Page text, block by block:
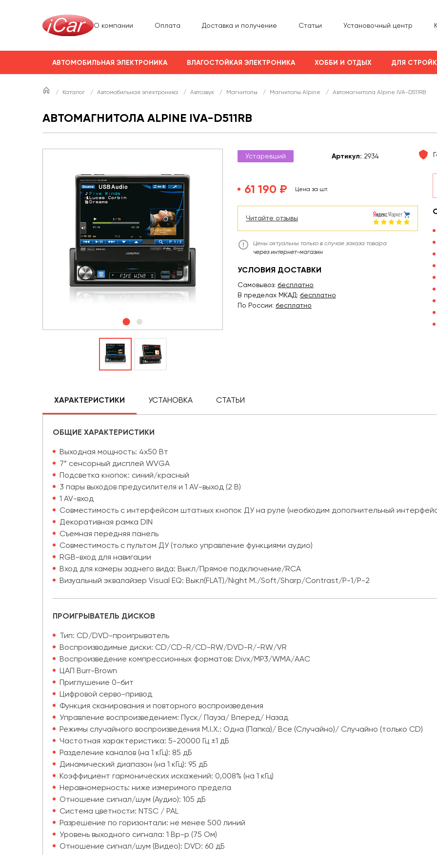
О компании Оплата Доставка и получение Статьи Установочный центр
АВТОМОБИЛЬНАЯ ЭЛЕКТРОНИКА ВЛАГОСТОЙКАЯ ЭЛЕКТРОНИКА ХОББИ И ОТДЫХ ДЛЯ
/ Каталог / Автомобильная электроника / Автозвук / Магнитолы / Магнитолы Alpine / Автомагнитола Alpine IVA-D511RB
АВТОМАГНИТОЛА ALPINE IVA-D511RB
Устаревший Артикул: 2934
61 190 ₽ Цена за шт.
Читайте отзывы
Цены актуальны только в случае заказа товара
через интернет-магазин
УСЛОВИЯ ДОСТАВКИ
Самовывоз: бесплатно
В пределах МКАД: бесплатно
По России: бесплатно
ХАРАКТЕРИСТИКИ УСТАНОВКА СТАТЬИ
ОБЩИЕ ХАРАКТЕРИСТИКИ
Выходная мощность: 4х50 Вт
7” сенсорный дисплей WVGA
Подсветка кнопок: синий/красный
3 пары выходов предусилителя и 1 AV-выход (2 В)
1 AV-вход
Совместимость с интерфейсом штатных кнопок ДУ на руле (необходим дополнительный
Декоративная рамка DIN
Съемная передняя панель
Совместимость с пультом ДУ (только управление функциями аудио)
RGB-вход для навигации
Вход для камеры заднего вида: Выкл/Прямое подключение/RCA
Визуальный эквалайзер Visual EQ: Выкл(FLAT)/Night M./Soft/Sharp/Contrast/P-1/P-2
ПРОИГРЫВАТЕЛЬ ДИСКОВ
Тип: CD/DVD-проигрыватель
Воспроизводимые диски: CD/CD-R/CD-RW/DVD-R/-RW/VR
Воспроизведение компрессионных форматов: Divx/MP3/WMA/AAC
ЦАП Burr-Brown
Приглушение 0-бит
Цифровой серво-привод
Функция сканирования и повторного воспроизведения
Управление воспроизведением: Пуск/ Пауза/ Вперед/ Назад
Режимы случайного воспроизведения M.I.X.: Одна (Папка)/ Все (Случайно)/ Случайно (только CD)
Частотная характеристика: 5-20000 Гц ±1 дБ
Разделение каналов (на 1 кГц): 85 дБ
Динамический диапазон (на 1 кГц): 95 дБ
Коэффициент гармонических искажений: 0,008% (на 1 кГц)
Неравномерность: ниже измеримого предела
Отношение сигнал/шум (Аудио): 105 дБ
Система цветности: NTSC / PAL
Разрешение по горизонтали: не менее 500 линий
Уровень выходного сигнала: 1 Вp-p (75 Ом)
Отношение сигнал/шум (Видео): DVD: 60 дБ